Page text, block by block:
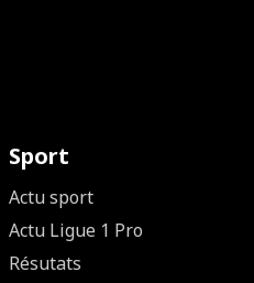
Sport
Actu sport
Actu Ligue 1 Pro
Résutats